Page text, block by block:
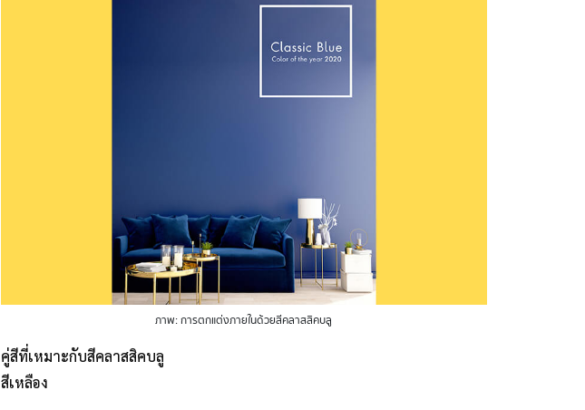
ภาพ: การตกแต่งภายในด้วยสีคลาสสิคบลู
คู่สีที่เหมาะกับสีคลาสสิคบลู
สีเหลือง